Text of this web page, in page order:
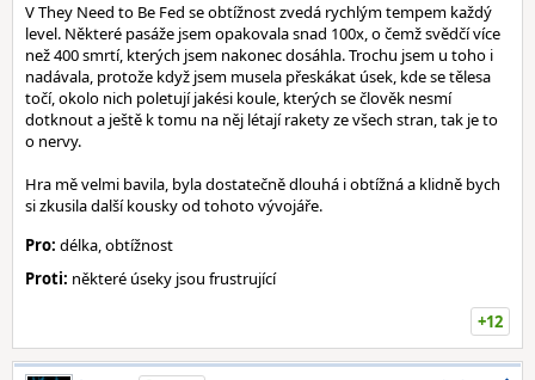
V They Need to Be Fed se obtížnost zvedá rychlým tempem každý
level. Některé pasáže jsem opakovala snad 100x, o čemž svědčí více
než 400 smrtí, kterých jsem nakonec dosáhla. Trochu jsem u toho i
nadávala, protože když jsem musela přeskákat úsek, kde se tělesa
točí, okolo nich poletují jakési koule, kterých se člověk nesmí
dotknout a ještě k tomu na něj létají rakety ze všech stran, tak je to
o nervy.
Hra mě velmi bavila, byla dostatečně dlouhá i obtížná a klidně bych
si zkusila další kousky od tohoto vývojáře.
Pro: délka, obtížnost
Proti: některé úseky jsou frustrující
+12